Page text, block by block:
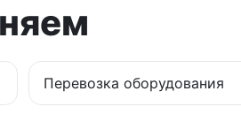
Перевозка оборудования